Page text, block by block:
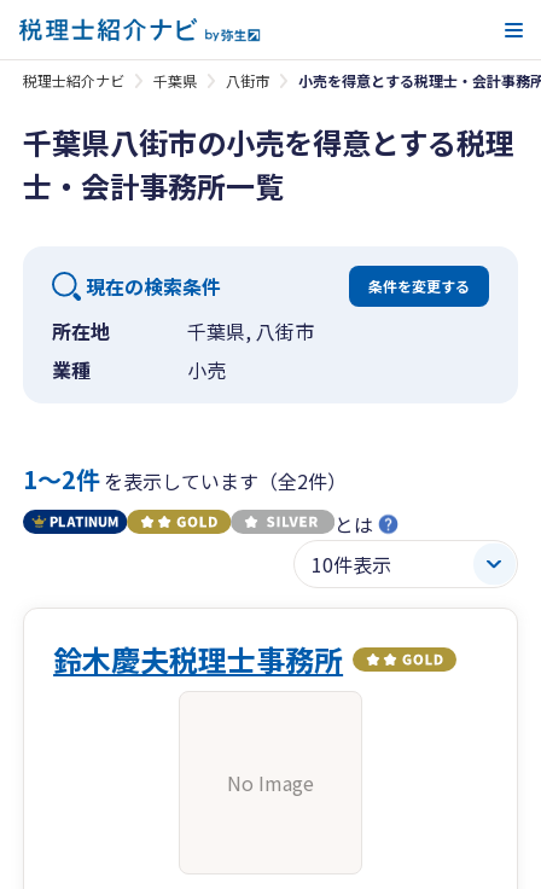
税理士紹介ナビ 千葉県 八街市 小売を得意とする税理士・会計事務
千葉県八街市の小売を得意とする税理
士・会計事務所一覧
現在の検索条件 条件を変更する
所在地
千葉県, 八街市
業種
小売
1〜2件を表示しています（全2件）
とは
鈴木慶夫税理士事務所
No Image